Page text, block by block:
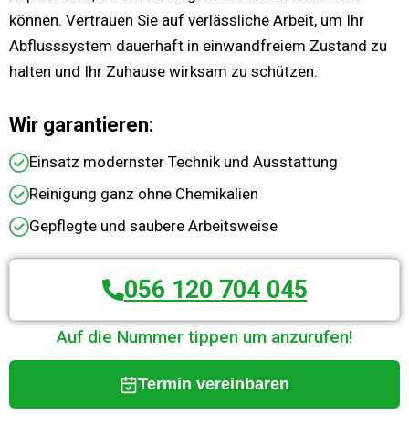
können. Vertrauen Sie auf verlässliche Arbeit, um Ihr
Abflusssystem dauerhaft in einwandfreiem Zustand zu
halten und Ihr Zuhause wirksam zu schützen.
Wir garantieren:
Einsatz modernster Technik und Ausstattung
Reinigung ganz ohne Chemikalien
Gepflegte und saubere Arbeitsweise
056 120 704 045
Auf die Nummer tippen um anzurufen!
Termin vereinbaren